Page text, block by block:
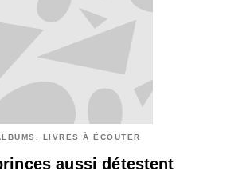
LIVRES À ÉCOUTER
aussi détestent